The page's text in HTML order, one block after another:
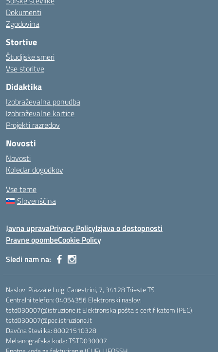
Dokumenti
Zgodovina
Stortive
Študijske smeri
Vse storitve
Didaktika
Izobraževalna ponudba
Izobraževalne kartice
Projekti razredov
Novosti
Novosti
Koledar dogodkov
Vse teme
Slovenščina
Javna upravaPrivacy PolicyIzjava o dostopnosti
Pravne opombeCookie Policy
Sledi nam na:
Naslov: Piazzale Luigi Canestrini, 7, 34128 Trieste TS
Centralni telefon: 04054356 Elektronski naslov:
tstd030007@istruzione.it Elektronska pošta s certifikatom (PEC):
tstd030007@pec.istruzione.it
Davčna številka: 80021510328
Mehanografska koda: TSTD030007